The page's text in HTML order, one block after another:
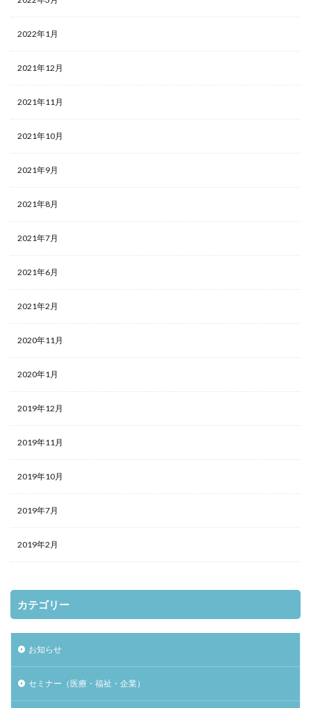
2022年1月
2021年12月
2021年11月
2021年10月
2021年9月
2021年8月
2021年7月
2021年6月
2021年2月
2020年11月
2020年1月
2019年12月
2019年11月
2019年10月
2019年7月
2019年2月
カテゴリー
お知らせ
セミナー（医療・福祉・企業）